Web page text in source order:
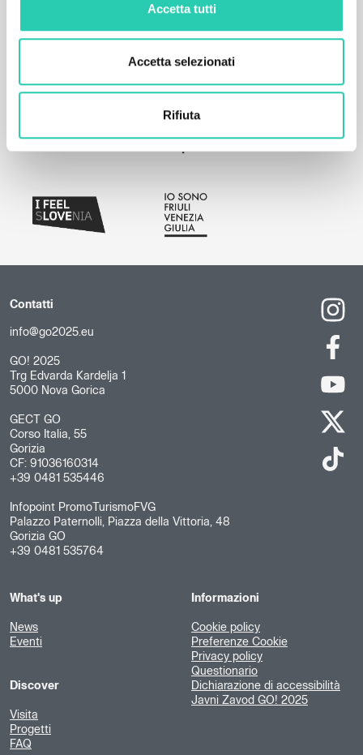
Accetta tutti
Accetta selezionati
Rifiuta
Contatti
info@go2025.eu
GO! 2025
Trg Edvarda Kardelja 1
5000 Nova Gorica
GECT GO
Corso Italia, 55
Gorizia
CF: 91036160314
+39 0481 535446
Infopoint PromoTurismoFVG
Palazzo Paternolli, Piazza della Vittoria, 48
Gorizia GO
+39 0481 535764
What's up
News
Eventi
Discover
Visita
Progetti
FAQ
Informazioni
Cookie policy
Preferenze Cookie
Privacy policy
Questionario
Dichiarazione di accessibilità
Javni Zavod GO! 2025